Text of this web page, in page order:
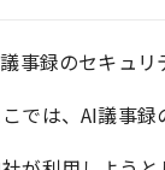
事録のセキュリ
こでは、AI議事